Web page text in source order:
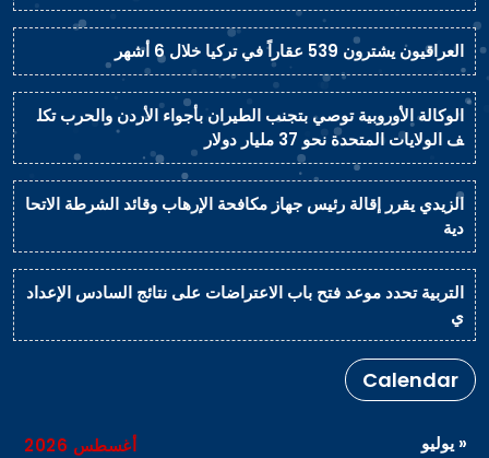
العراقيون يشترون 539 عقاراً في تركيا خلال 6 أشهر
الوكالة الأوروبية توصي بتجنب الطيران بأجواء الأردن والحرب تكل
ف الولايات المتحدة نحو 37 مليار دولار
الزيدي يقرر إقالة رئيس جهاز مكافحة الإرهاب وقائد الشرطة الاتحا
دية
التربية تحدد موعد فتح باب الاعتراضات على نتائج السادس الإعداد
ي
Calendar
أغسطس 2026 « يوليو